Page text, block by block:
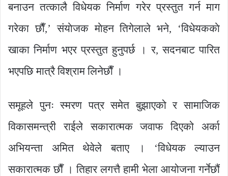
बनाउन तत्कालै विधेयक निर्माण गरेर प्रस्तुत गर्न माग
गरेका छाैँ,’ संयाेजक माेहन तिगेलाले भने, ‘विधेयककाे
खाका निर्माण भएर प्रस्तुत हुनुपर्छ । र, सदनबाट पारित
भएपछि मात्रै विश्राम लिनेछाैँ ।
समूहले पुनः स्मरण पत्र समेत बुझाएको र सामाजिक
विकासमन्त्री राईले सकारात्मक जवाफ दिएको अर्का
अभियन्ता अमित थेवेले बताए । ‘विधेयक ल्याउन
सकारात्मक छाैँ । तिहार लगत्तै हामी भेला आयोजना गर्नेछौं